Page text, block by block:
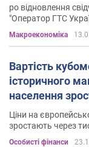
ро відновлення
"Оператор ГТС
Mакроекономіка
Вартість
історичного
населення
Ціни на
зростають через
Особисті фінанси